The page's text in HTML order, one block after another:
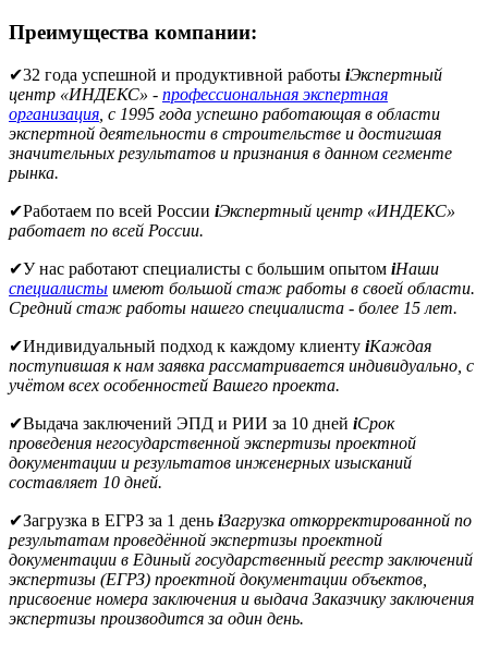
Преимущества компании:
✔32 года успешной и продуктивной работы iЭкспертный
центр «ИНДЕКС» - профессиональная экспертная
организация, с 1995 года успешно работающая в области
экспертной деятельности в строительстве и достигшая
значительных результатов и признания в данном сегменте
рынка.
✔Работаем по всей России iЭкспертный центр «ИНДЕКС»
работает по всей России.
✔У нас работают специалисты с большим опытом iНаши
специалисты имеют большой стаж работы в своей области.
Средний стаж работы нашего специалиста - более 15 лет.
✔Индивидуальный подход к каждому клиенту iКаждая
поступившая к нам заявка рассматривается индивидуально, с
учётом всех особенностей Вашего проекта.
✔Выдача заключений ЭПД и РИИ за 10 дней iСрок
проведения негосударственной экспертизы проектной
документации и результатов инженерных изысканий
составляет 10 дней.
✔Загрузка в ЕГРЗ за 1 день iЗагрузка откорректированной по
результатам проведённой экспертизы проектной
документации в Единый государственный реестр заключений
экспертизы (ЕГРЗ) проектной документации объектов,
присвоение номера заключения и выдача Заказчику заключения
экспертизы производится за один день.